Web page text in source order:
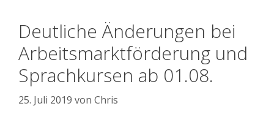
Deutliche Änderungen bei
Arbeitsmarktförderung und
Sprachkursen ab 01.08.
25. Juli 2019 von Chris